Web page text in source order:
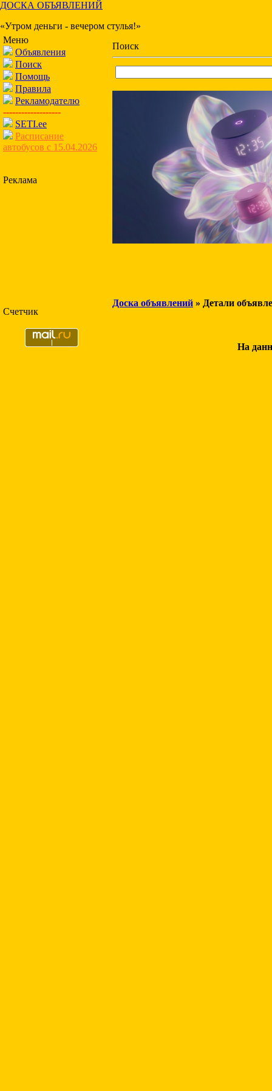
ДОСКА ОБЪЯВЛЕНИЙ
«Утром деньги - вечером стулья!»
Меню
Объявления
Поиск
Помощь
Правила
Рекламодателю
-------------------
SETI.ee
Расписание
автобусов с 15.04.2026
Реклама
Счетчик
Поиск
Доска объявлений » Детали
На